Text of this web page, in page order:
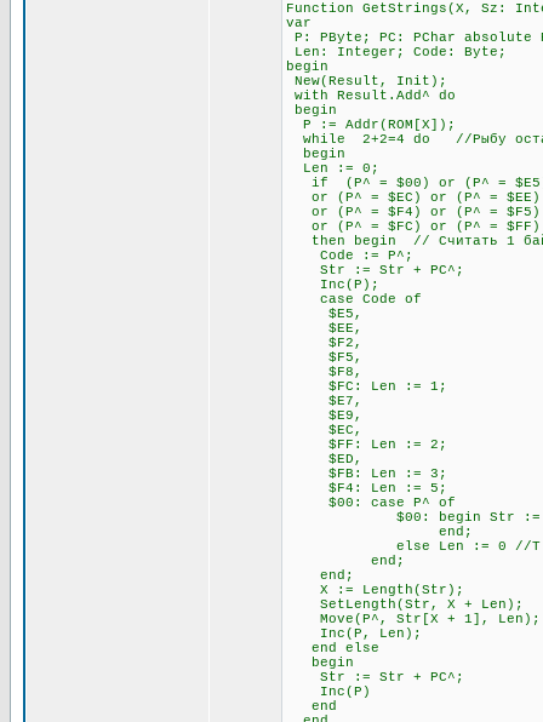
Function GetStrings(X, Sz:
var
P: PByte; PC: PChar absolute
Len: Integer; Code: Byte;
begin
New(Result, Init);
with Result.Add^ do
begin
P := Addr(ROM[X]);
while 2+2=4 do //Рыбу
begin
Len := 0;
if (P^ = $00) or (P^ = $E5)
or (P^ = $EC) or (P^ = $EE)
or (P^ = $F4) or (P^ = $F5)
or (P^ = $FC) or (P^ = $FF)
then begin // Считать 1
Code := P^;
Str := Str + PC^;
Inc(P);
case Code of
$E5,
$EE,
$F2,
$F5,
$F8,
$FC: Len := 1;
$E7,
$E9,
$EC,
$FF: Len := 2;
$ED,
$FB: Len := 3;
$F4: Len := 5;
$00: case P^ of
$00: begin Str := Str +
end;
else Len := 0 //Т.к. 00,
end;
end;
X := Length(Str);
SetLength(Str, X + Len);
Move(P^, Str[X + 1], Len);
Inc(P, Len);
end else
begin
Str := Str + PC^;
Inc(P)
end